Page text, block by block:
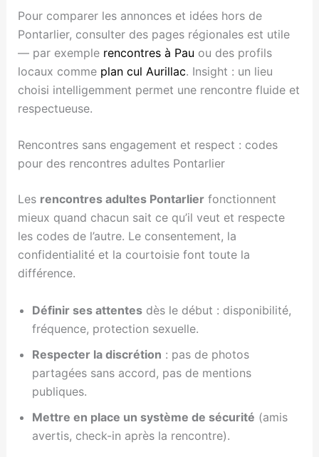
Pour comparer les annonces et idées hors de
Pontarlier, consulter des pages régionales est utile
— par exemple rencontres à Pau ou des profils
locaux comme plan cul Aurillac. Insight : un lieu
choisi intelligemment permet une rencontre fluide et
respectueuse.
Rencontres sans engagement et respect : codes
pour des rencontres adultes Pontarlier
Les rencontres adultes Pontarlierfonctionnent
mieux quand chacun sait ce qu’il veut et respecte
les codes de l’autre. Le consentement, la
confidentialité et la courtoisie font toute la
différence.
Définir ses attentesdès le début : disponibilité,
fréquence, protection sexuelle.
Respecter la discrétion : pas de photos
partagées sans accord, pas de mentions
publiques.
Mettre en place un système de sécurité (amis
avertis, check-in après la rencontre).